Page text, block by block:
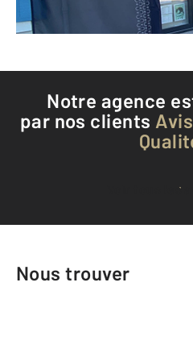
Notre agence
par nos clients
Voir tous les
Nous trouver